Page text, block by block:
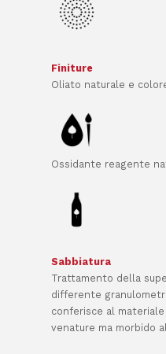
Finiture
Oliato naturale e
Ossidante reagente
Sabbiatura
Trattamento della
differente
conferisce al
venature ma morbido